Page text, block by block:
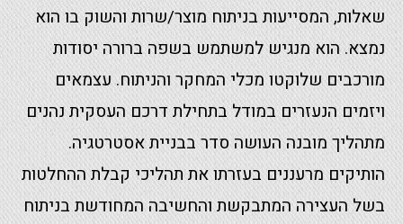
שאלות, המסייעות בניתוח מוצר/שרות והשוק בו הוא
נמצא.הוא מנגיש למשתמש בשפה ברורה יסודות
מורכבים שלוקטו מכלי המחקר והניתוח. עצמאים
ויזמים הנעזרים במודל בתחילת דרכם העסקית נהנים
מתהליך מובנה העושה סדר בבניית אסטרטגיה.
הותיקים מרעננים בעזרתו את תהליכי קבלת ההחלטות
בשל העצירה המתבקשת והחשיבה המחודשת בניתוח